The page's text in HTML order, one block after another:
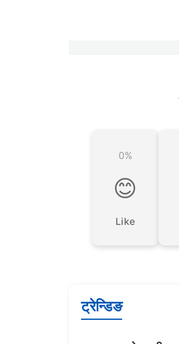
0%
😊
Like
ट्रेन्डिङ